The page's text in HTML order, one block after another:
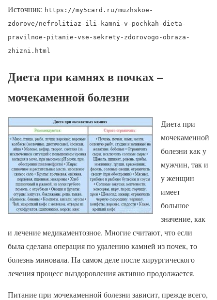
Источник: https://my5card.ru/muzhskoe-
zdorove/nefrolitiaz-ili-kamni-v-pochkah-dieta-
pravilnoe-pitanie-vse-sekrety-zdorovogo-obraza-
zhizni.html
Диета при камнях в почках –
мочекаменной болезни
Диета при
мочекаменной
болезни как у
мужчин, так и
у женщин
имеет
большое
значение, как
и лечение медикаментозное. Многие считают, что если
была сделана операция по удалению камней из почек, то
болезнь миновала. На самом деле после хирургического
лечения процесс выздоровления активно продолжается.
Питание при мочекаменной болезни зависит, прежде всего,